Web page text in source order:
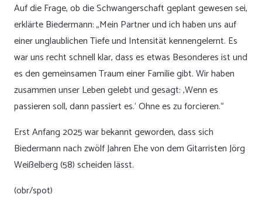
Auf die Frage, ob die Schwangerschaft geplant gewesen sei,
erklärte Biedermann: „Mein Partner und ich haben uns auf
einer unglaublichen Tiefe und Intensität kennengelernt. Es
war uns recht schnell klar, dass es etwas Besonderes ist und
es den gemeinsamen Traum einer Familie gibt. Wir haben
zusammen unser Leben gelebt und gesagt: ‚Wenn es
passieren soll, dann passiert es.‘ Ohne es zu forcieren.“
Erst Anfang 2025 war bekannt geworden, dass sich
Biedermann nach zwölf Jahren Ehe von dem Gitarristen Jörg
Weißelberg (58) scheiden lässt.
(obr/spot)